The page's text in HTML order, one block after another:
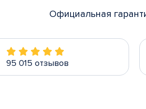
Официальная
95 015 отзывов